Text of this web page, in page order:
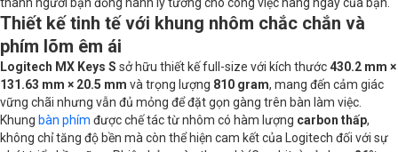
Thiết kế tinh tế với khung nhôm chắc chắn và
phím lõm êm ái
Logitech MX Keys S sở hữu thiết kế full-size với kích thước430.2 mm ×
131.63 mm × 20.5 mm và trọng lượng 810 gram, mang đến cảm giác
vững chãi nhưng vẫn đủ mỏng để đặt gọn gàng trên bàn làm việc.
Khung bàn phím được chế tác từ nhôm có hàm lượng carbon thấp,
không chỉ tăng độ bền mà còn thể hiện cam kết của Logitech đối với sự